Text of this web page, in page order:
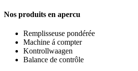
Nos produits en apercu
Remplisseuse pondérée
Machine á compter
Kontrollwaagen
Balance de contrôle